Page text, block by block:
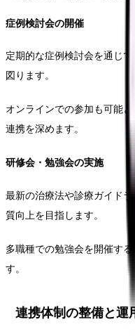
症例検討会の開催
定期的な症例検討会を通じ
図ります。
オンラインでの参加も可能
連携を深めます。
研修会・勉強会の実施
最新の治療法や診療ガイド
質向上を目指します。
多職種での勉強会を開催す
す。
連携体制の整備と運